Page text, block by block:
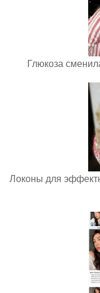
Глюкоза
Локоны для